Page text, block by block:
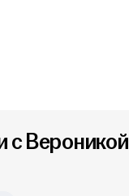
с Вероникой